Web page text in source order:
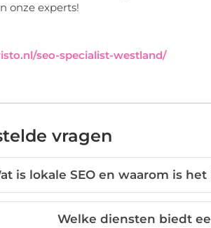
onze experts!
seo-specialist-westland/
vragen
is lokale SEO en waarom is
Welke diensten biedt